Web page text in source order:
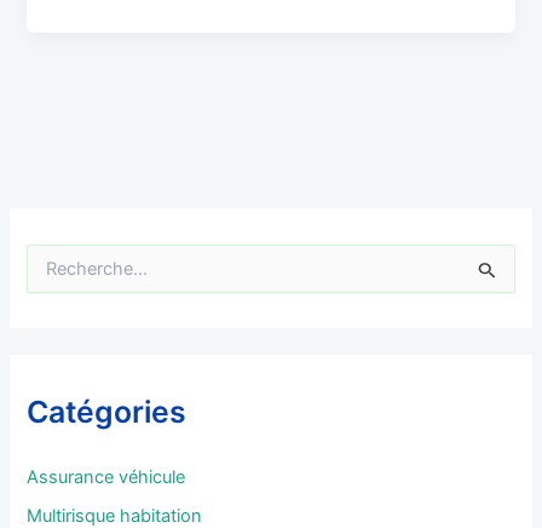
e
c
r
Catégories
Assurance véhicule
Multirisque habitation